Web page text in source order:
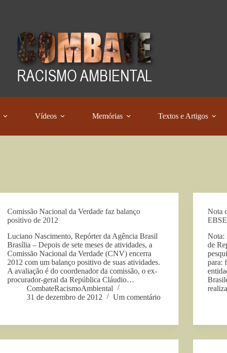
Vídeos Memórias Textos e Artigos
Comissão Nacional da Verdade faz balanço
positivo de 2012
Luciano Nascimento, Repórter da Agência Brasil
Brasília – Depois de sete meses de atividades, a
Comissão Nacional da Verdade (CNV) encerra
2012 com um balanço positivo de suas atividades.
A avaliação é do coordenador da comissão, o ex-
procurador-geral da República Cláudio…
CombateRacismoAmbiental
31 de dezembro de 2012
Um comentário
Nota
Nota:
de
para: